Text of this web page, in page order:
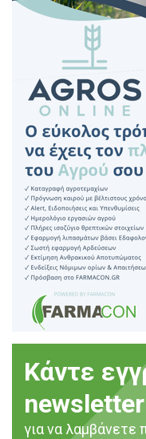
Κάντε
newsletter
για να λαμβάνετε